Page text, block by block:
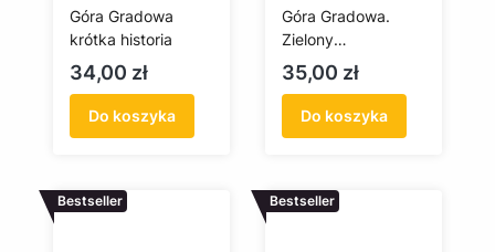
Góra Gradowa
krótka historia
Cena
34,00 zł
Do koszyka
Góra Gradowa.
Zielony
Spacerownik
Cena
35,00 zł
Do koszyka
Bestseller Bestseller